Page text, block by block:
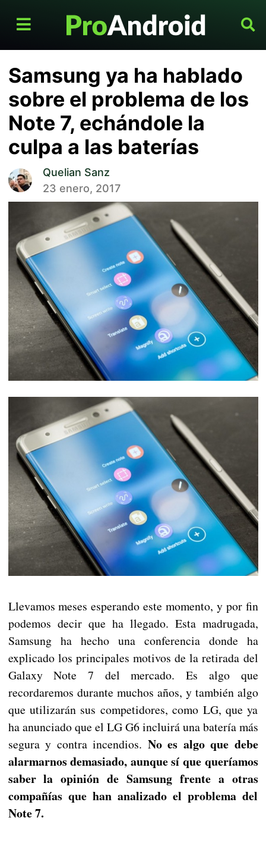
Samsung ya ha hablado
sobre el problema de los
Note 7, echándole la
culpa a las baterías
Quelian Sanz
23 enero, 2017
Llevamos meses esperando este momento, y por fin
podemos decir que ha llegado. Esta madrugada,
Samsung ha hecho una conferencia donde ha
explicado los principales motivos de la retirada del
Galaxy Note 7 del mercado. Es algo que
recordaremos durante muchos años, y también algo
que utilizarán sus competidores, como LG, que ya
ha anunciado que el LG G6 incluirá una batería más
segura y contra incendios. No es algo que debe
alarmarnos demasiado, aunque sí que queríamos
saber la opinión de Samsung frente a otras
compañías que han analizado el problema del
Note 7.